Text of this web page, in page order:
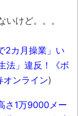
に入っている
]
ク
バージョンア
けど。。。
2カ月操業」い
法」違反！《ボ
オンライン)
さ1万9000メー